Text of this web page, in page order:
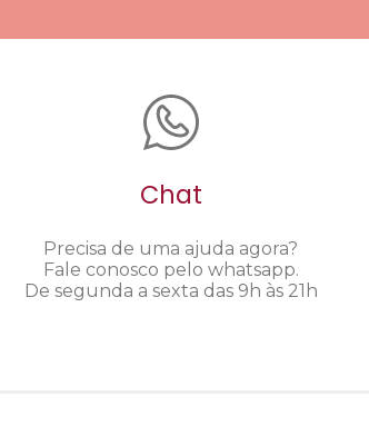
Chat
Precisa de uma ajuda agora?
Fale conosco pelo whatsapp.
De segunda a sexta das 9h às 21h